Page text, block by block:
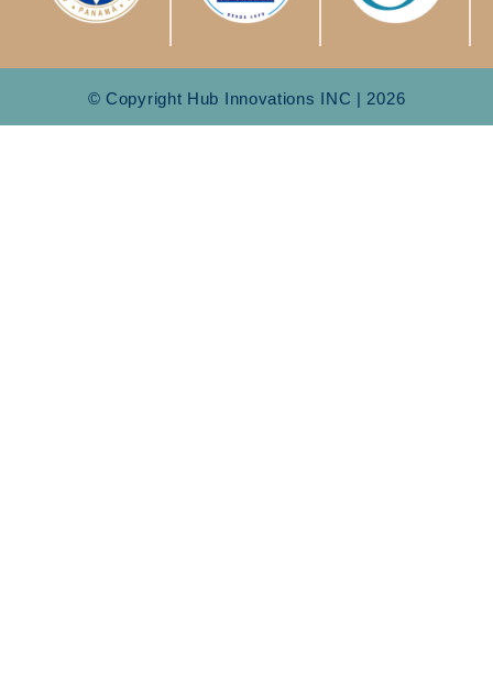
© Copyright Hub Innovations INC | 2026